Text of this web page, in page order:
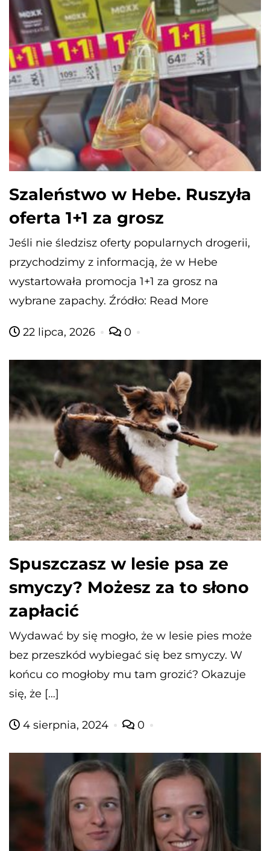
Szaleństwo w Hebe. Ruszyła
oferta 1+1 za grosz
Jeśli nie śledzisz oferty popularnych drogerii,
przychodzimy z informacją, że w Hebe
wystartowała promocja 1+1 za grosz na
wybrane zapachy. Źródło: Read More
22 lipca, 2026 0
Spuszczasz w lesie psa ze
smyczy? Możesz za to słono
zapłacić
Wydawać by się mogło, że w lesie pies może
bez przeszkód wybiegać się bez smyczy. W
końcu co mogłoby mu tam grozić? Okazuje
się, że […]
4 sierpnia, 2024 0